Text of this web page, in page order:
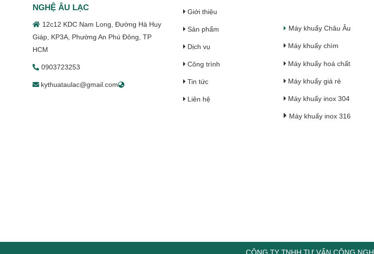
NGHỆ ÂU LẠC
12c12 KDC Nam Long, Đường Hà Huy
Giáp, KP3A, Phường An Phú Đông, TP
HCM
0903723253
kythuataulac@gmail.com
Giới thiệu
Sản phẩm
Dịch vụ
Công trình
Tin tức
Liên hệ
Máy khuấy Châu Âu
Máy khuấy chìm
Máy khuấy hoá chất
Máy khuấy giá rẻ
Máy khuấy inox 304
Máy khuấy inox 316